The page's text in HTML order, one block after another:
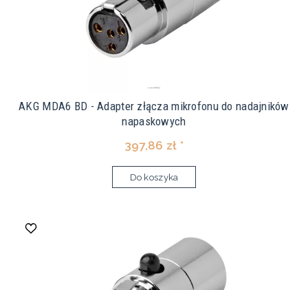
AKG MDA6 BD - Adapter złącza mikrofonu do nadajników
napaskowych
397,86 zł *
Do koszyka